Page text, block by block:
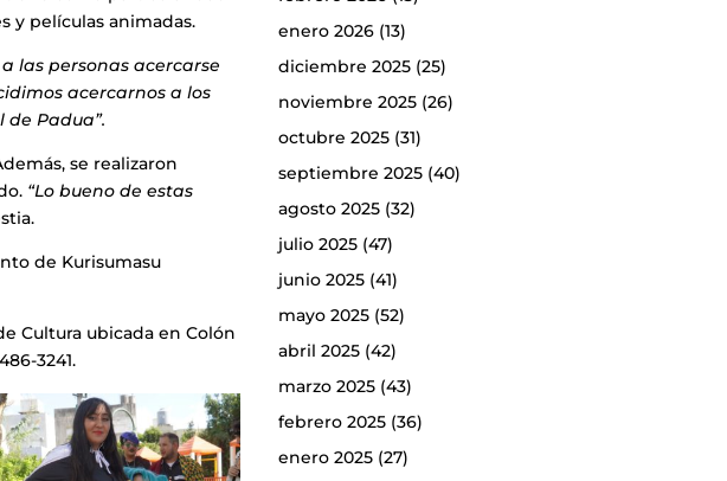
y películas animadas.
las personas acercarse
acercarnos a los
Padua”.
se realizaron
“Lo bueno de estas
de Kurisumasu
Cultura ubicada en Colón
3241.
enero 2026(13)
diciembre 2025(25)
noviembre 2025(26)
octubre 2025(31)
septiembre 2025(40)
agosto 2025(32)
julio 2025(47)
junio 2025(41)
mayo 2025(52)
abril 2025(42)
marzo 2025(43)
febrero 2025(36)
enero 2025(27)